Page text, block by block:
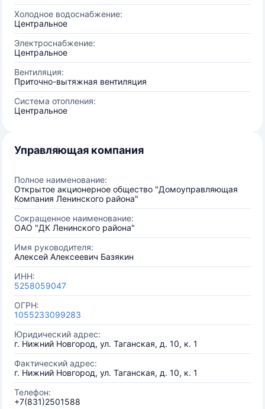
Холодное водоснабжение:
Центральное
Электроснабжение:
Центральное
Вентиляция:
Приточно-вытяжная вентиляция
Система отопления:
Центральное
Управляющая компания
Полное наименование:
Открытое акционерное общество "Домоуправляющая
Компания Ленинского района"
Сокращенное наименование:
ОАО "ДК Ленинского района"
Имя руководителя:
Алексей Алексеевич Базякин
ИНН:
5258059047
ОГРН:
1055233099283
Юридический адрес:
г. Нижний Новгород, ул. Таганская, д. 10, к. 1
Фактический адрес:
г. Нижний Новгород, ул. Таганская, д. 10, к. 1
Телефон:
+7(831)2501588